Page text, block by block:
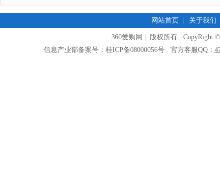
网站首页 关于我们
360爱购网 | 版权所有 CopyRight ©
信息产业部备案号：桂ICP备08000056号 官方客服QQ：